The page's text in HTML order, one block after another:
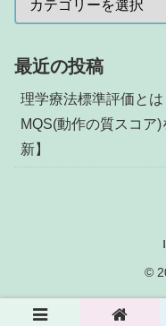
最近の投稿
理学療法標準評価と
MQS(動作の質スコア
新】
©